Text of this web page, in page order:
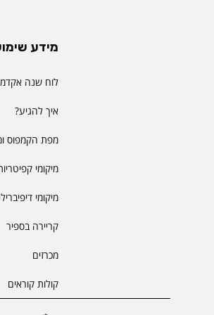
מידע
לוח שנה
איך להגיע?
מפת הקמפוס
מיקומי
מיקומי
קריירה בספיר
מכרזים
קולות קוראים